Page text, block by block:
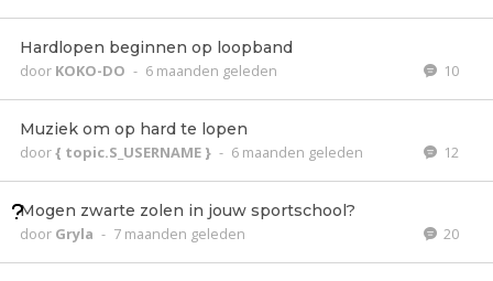
Hardlopen beginnen op loopband
door KOKO-DO - 6 maanden geleden 10
Muziek om op hard te lopen
door{ topic.S_USERNAME } - 6 maanden geleden 12
Mogen zwarte zolen in jouw sportschool?
door Gryla - 7 maanden geleden 20